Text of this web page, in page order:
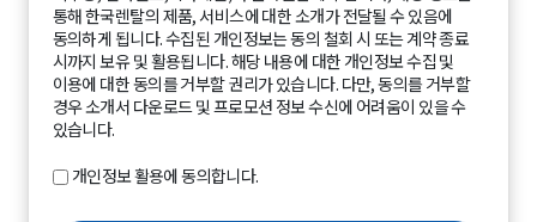
통해 한국렌탈의 제품, 서비스에 대한 소개가 전달될 수 있음에
동의하게 됩니다. 수집된 개인정보는 동의 철회 시 또는 계약 종료
시까지 보유 및 활용됩니다. 해당 내용에 대한 개인정보 수집 및
이용에 대한 동의를 거부할 권리가 있습니다. 다만, 동의를 거부할
경우 소개서 다운로드 및 프로모션 정보 수신에 어려움이 있을 수
있습니다.
개인정보 활용에 동의합니다.